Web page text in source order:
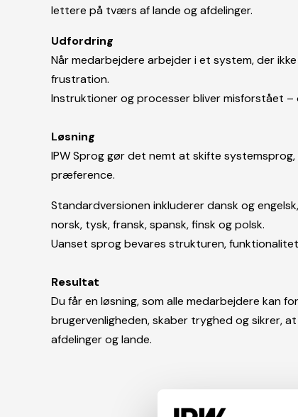
lettere på tværs af lande og afdelinger.
Udfordring
Når medarbejdere arbejder i et system, der
frustration.
Instruktioner og processer bliver misforstået –
Løsning
IPW Sprog gør det nemt at skifte
præference.
Standardversionen inkluderer dansk og
norsk, tysk, fransk, spansk, finsk og polsk.
Uanset sprog bevares strukturen,
Resultat
Du får en løsning, som alle medarbejdere kan
brugervenligheden, skaber tryghed og sikrer,
afdelinger og lande.